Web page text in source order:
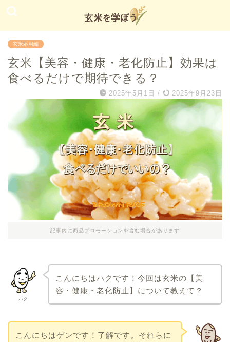
玄米応用編
玄米【美容・健康・老化防止】効果は
食べるだけで期待できる？
2025年5月1日 / 2025年9月23日
記事内に商品プロモーションを含む場合があります
ハク
こんにちはハクです！今回は玄米の【美
容・健康・老化防止】について教えて ？
こんにちはゲンです！了解です。それらに